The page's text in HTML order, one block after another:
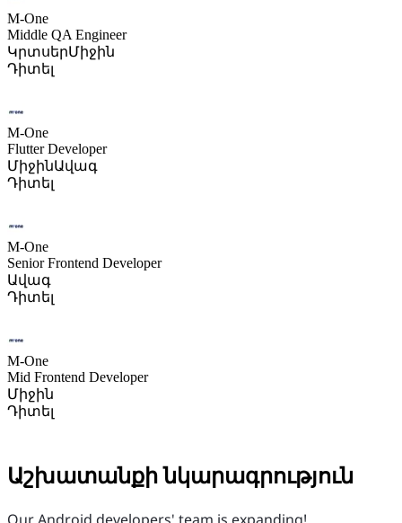
M-One
Middle QA Engineer
ԿրտսերՄիջին
Դիտել
M-One
Flutter Developer
ՄիջինԱվագ
Դիտել
M-One
Senior Frontend Developer
Ավագ
Դիտել
M-One
Mid Frontend Developer
Միջին
Դիտել
Աշխատանքի նկարագրություն
Our Android developers' team is expanding!